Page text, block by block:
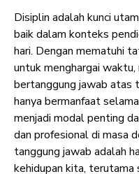
Disiplin adalah kunci
baik dalam konteks
hari. Dengan mematuhi
untuk menghargai
bertanggung jawab atas
hanya bermanfaat
menjadi modal penting
dan profesional di masa
tanggung jawab adalah
kehidupan kita, terutama